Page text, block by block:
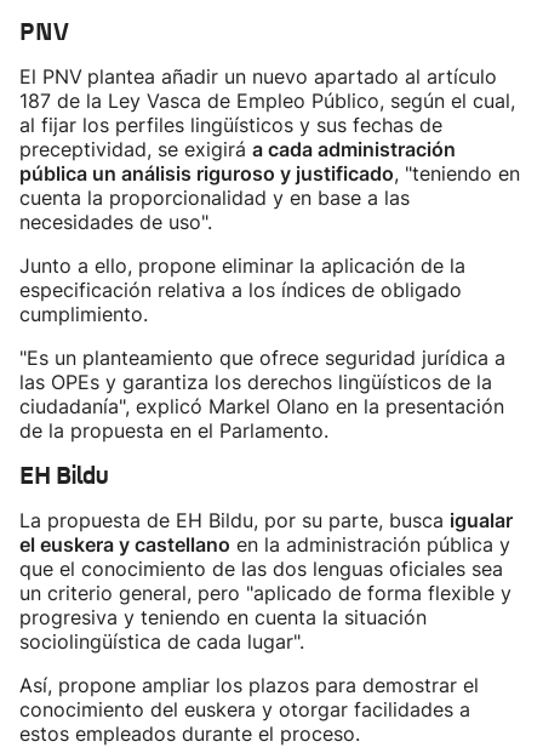
PNV
El PNV plantea añadir un nuevo apartado al artículo
187 de la Ley Vasca de Empleo Público, según el cual,
al fijar los perfiles lingüísticos y sus fechas de
preceptividad, se exigirá a cada administración
pública un análisis riguroso y justificado, "teniendo en
cuenta la proporcionalidad y en base a las
necesidades de uso".
Junto a ello, propone eliminar la aplicación de la
especificación relativa a los índices de obligado
cumplimiento.
"Es un planteamiento que ofrece seguridad jurídica a
las OPEs y garantiza los derechos lingüísticos de la
ciudadanía", explicó Markel Olano en la presentación
de la propuesta en el Parlamento.
EH Bildu
La propuesta de EH Bildu, por su parte, busca igualar
el euskera y castellano en la administración pública y
que el conocimiento de las dos lenguas oficiales sea
un criterio general, pero "aplicado de forma flexible y
progresiva y teniendo en cuenta la situación
sociolingüística de cada lugar".
Así, propone ampliar los plazos para demostrar el
conocimiento del euskera y otorgar facilidades a
estos empleados durante el proceso.